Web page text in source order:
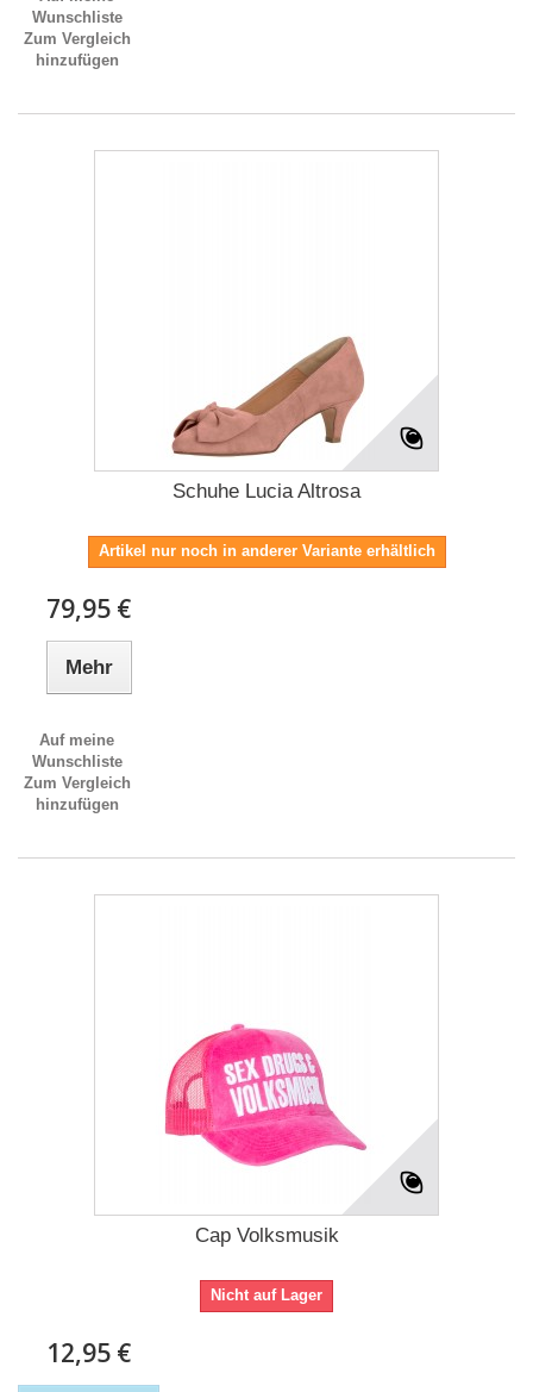
Wunschliste
Zum Vergleich
hinzufügen
Schuhe Lucia Altrosa
Artikel nur noch in anderer Variante erhältlich
79,95 €
Mehr
Auf meine
Wunschliste
Zum Vergleich
hinzufügen
Cap Volksmusik
Nicht auf Lager
12,95 €